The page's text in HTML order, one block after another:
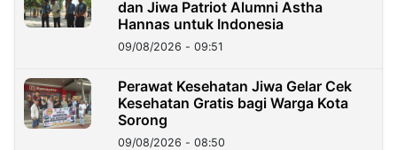
dan Jiwa Patriot Alumni Astha
Hannas untuk Indonesia
09/08/2026 - 09:51
Perawat Kesehatan Jiwa Gelar Cek
Kesehatan Gratis bagi Warga Kota
Sorong
09/08/2026 - 08:50